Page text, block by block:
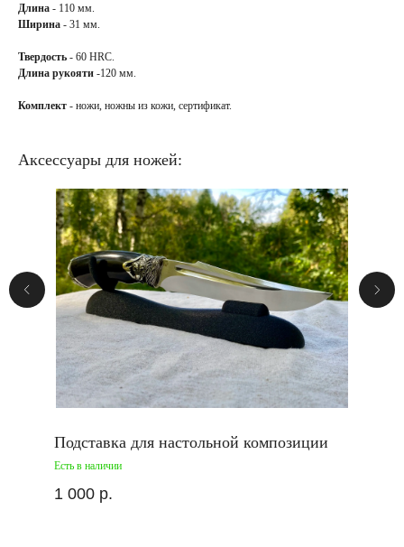
Длина - 110 мм.
Ширина - 31 мм.
Твердость - 60 HRC.
Длина рукояти -120 мм.
Комплект - ножи, ножны из кожи, сертификат.
Аксессуары для ножей:
Подставка для настольной композиции
Есть в наличии
1 000 р.